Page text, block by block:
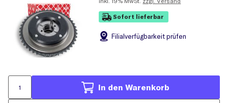
Sofort lieferbar
Filialverfügbarkeit prüfen
In den Warenkorb